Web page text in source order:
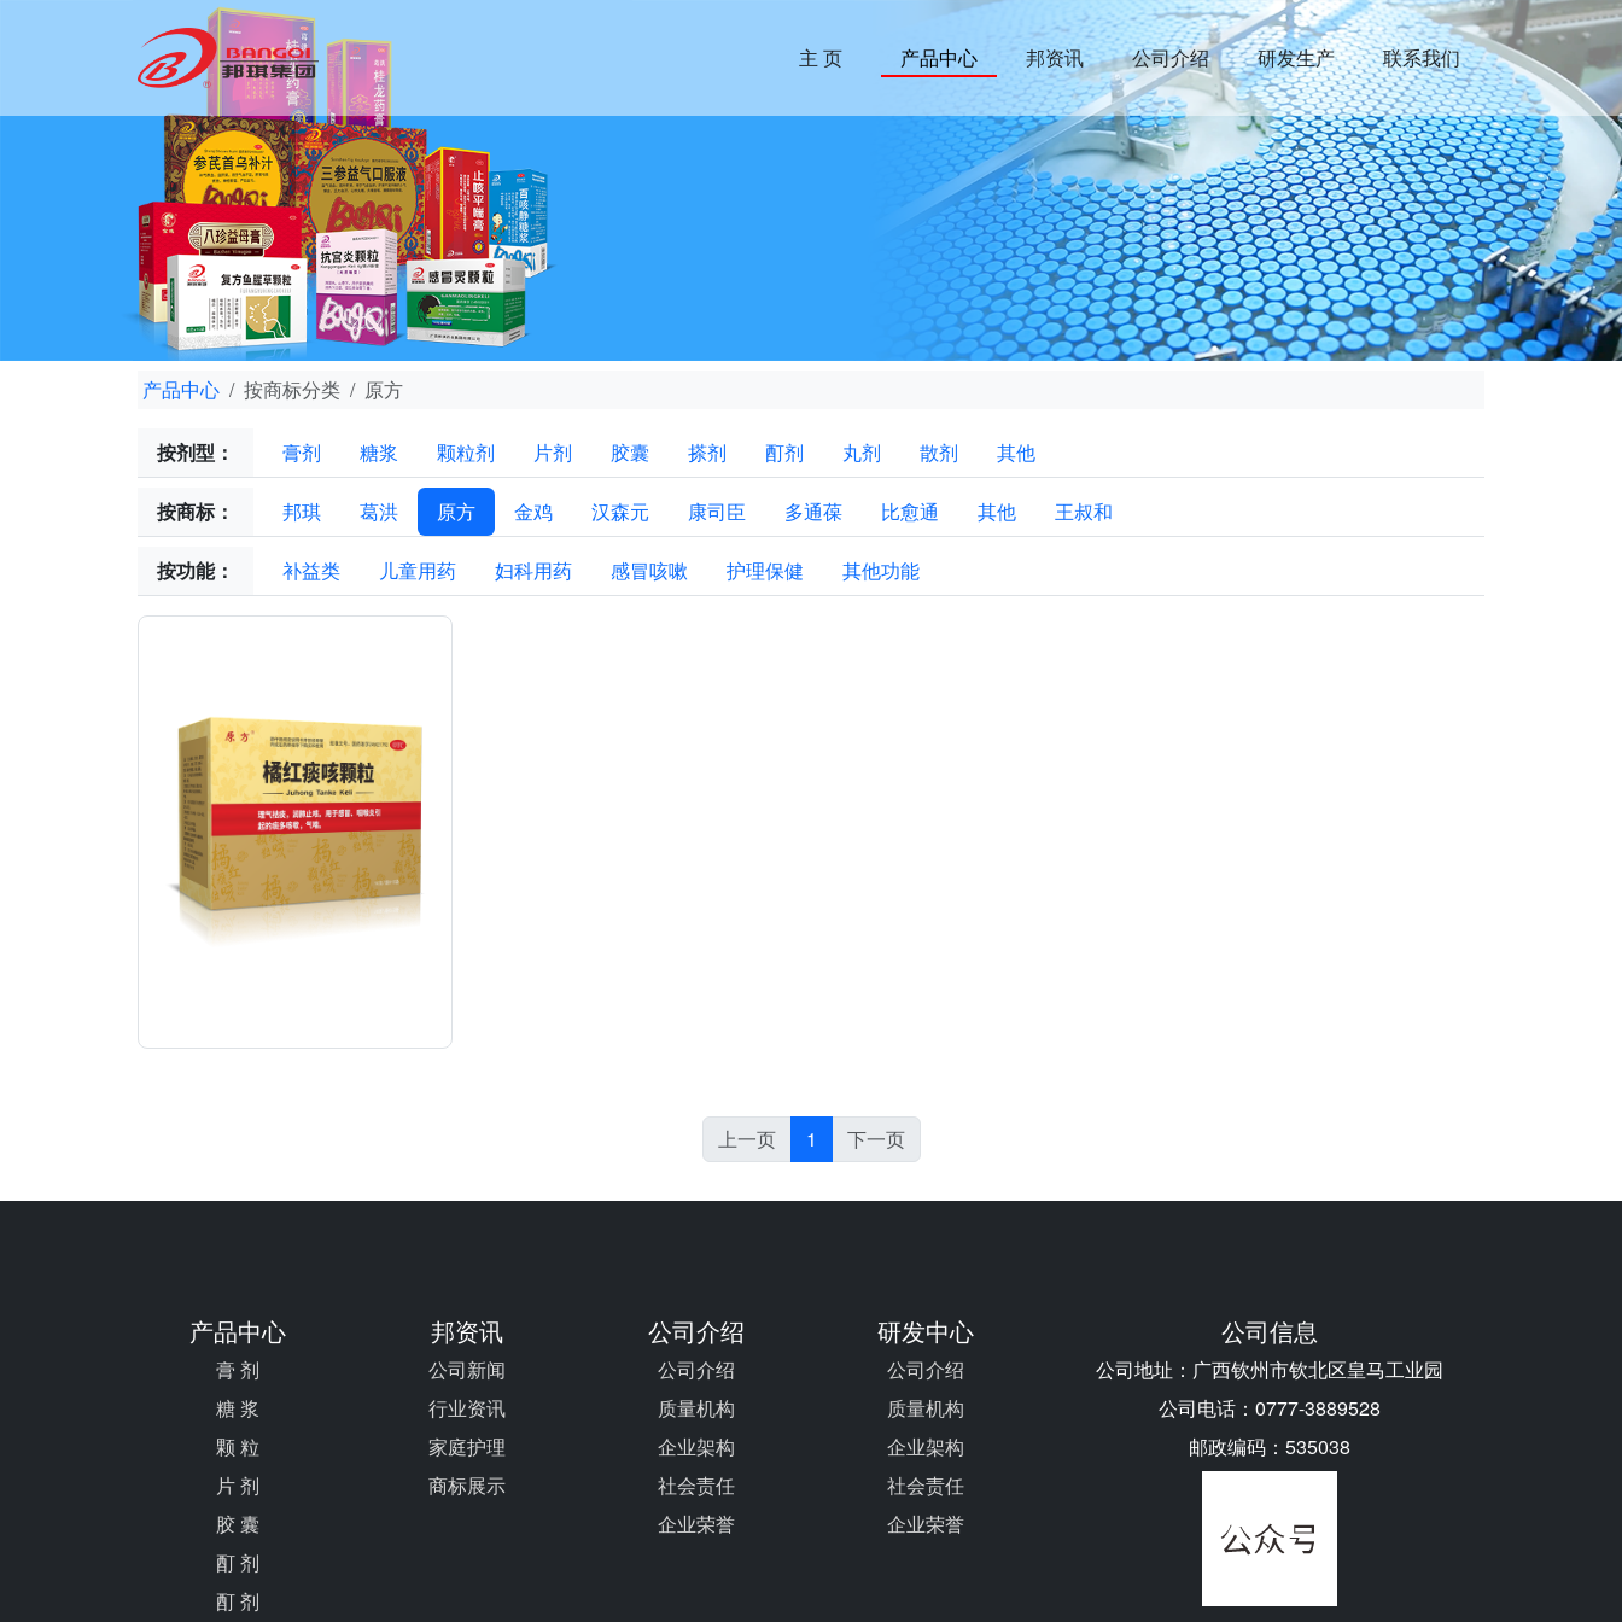
主 页 产品中心 邦资讯 公司介绍 研发生产 联系我们
产品中心 按商标分类 原方
按剂型： 膏剂 糖浆 颗粒剂 片剂 胶囊 搽剂 酊剂 丸剂 散剂 其他
按商标： 邦琪 葛洪 原方 金鸡 汉森元 康司臣 多通葆 比愈通 其他 王叔和
按功能： 补益类 儿童用药 妇科用药 感冒咳嗽 护理保健 其他功能
上一页 1 下一页
产品中心
膏 剂
糖 浆
颗 粒
片 剂
胶 囊
酊 剂
酊 剂
邦资讯
公司新闻
行业资讯
家庭护理
商标展示
公司介绍
公司介绍
质量机构
企业架构
社会责任
企业荣誉
研发中心
公司介绍
质量机构
企业架构
社会责任
企业荣誉
公司信息
公司地址：广西钦州市钦北区皇马工业园
公司电话：0777-3889528
邮政编码：535038